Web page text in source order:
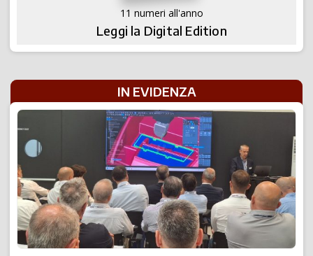
11 numeri all'anno
Leggi la Digital Edition
IN EVIDENZA